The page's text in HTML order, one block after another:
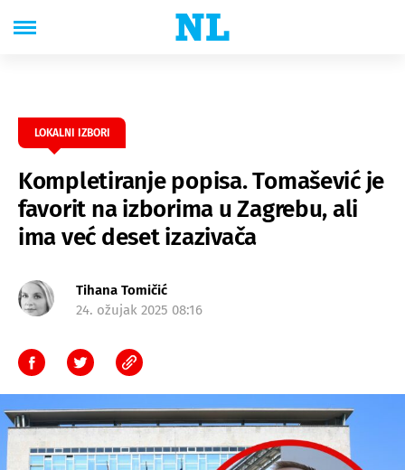
LOKALNI IZBORI
Kompletiranje popisa. Tomašević je
favorit na izborima u Zagrebu, ali
ima već deset izazivača
Tihana Tomičić
24. ožujak 2025 08:16